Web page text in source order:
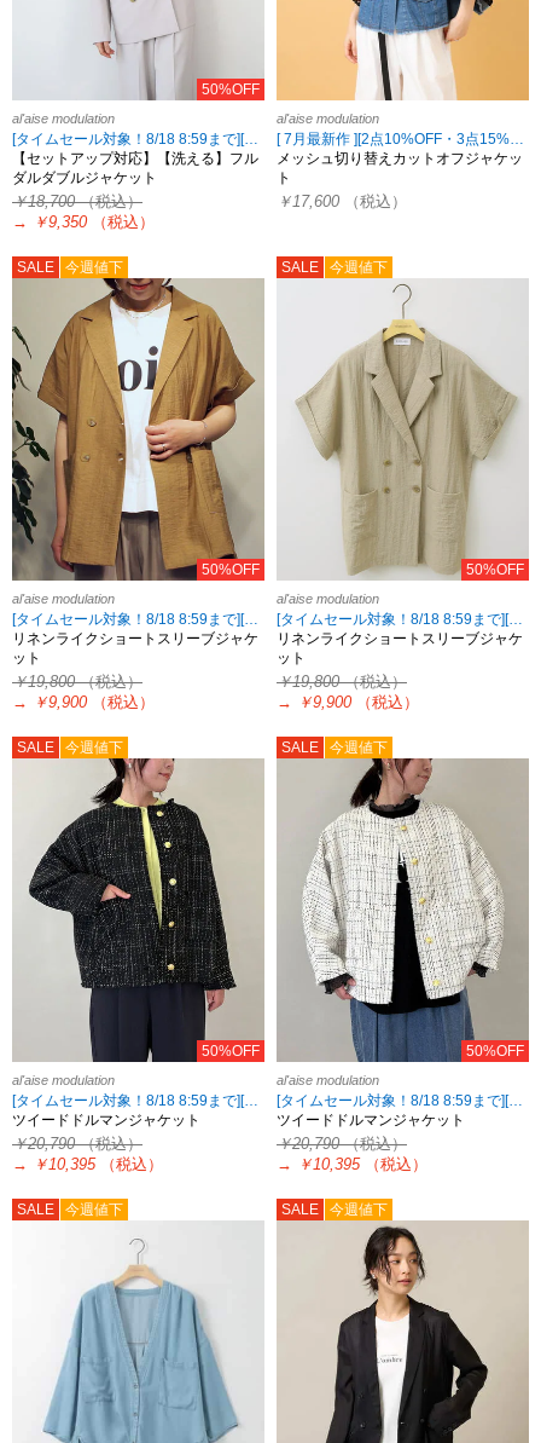
50%OFF
al'aise modulation
[タイムセール対象！8/18 8:59まで][2点10%OFF・3点15%OFF対象！8/18 8:59まで al'aise modulation限定]
【セットアップ対応】【洗える】フル
ダルダブルジャケット
￥18,700（税込）
→
￥9,350 （税込）
al'aise modulation
メッシュ切り替えカットオフジャケッ
ト
￥17,600 （税込）
SALE 今週値下
50%OFF
al'aise modulation
[タイムセール対象！8/18 8:59まで][2点10%OFF・3点15%OFF対象！8/18 8:59まで al'aise modulation限定]
リネンライクショートスリーブジャケ
ット
￥19,800（税込）
→
￥9,900 （税込）
SALE 今週値下
50%OFF
al'aise modulation
[タイムセール対象！8/18 8:59まで][2点10%OFF・3点15%OFF対象！8/18 8:59まで al'aise modulation限定]
リネンライクショートスリーブジャケ
ット
￥19,800（税込）
→
￥9,900 （税込）
SALE 今週値下
50%OFF
al'aise modulation
[タイムセール対象！8/18 8:59まで][2点10%OFF・3点15%OFF対象！8/18 8:59まで al'aise modulation限定]
ツイードドルマンジャケット
￥20,790（税込）
→
￥10,395 （税込）
SALE 今週値下
50%OFF
al'aise modulation
[タイムセール対象！8/18 8:59まで][2点10%OFF・3点15%OFF対象！8/18 8:59まで al'aise modulation限定]
ツイードドルマンジャケット
￥20,790（税込）
→
￥10,395 （税込）
SALE 今週値下 SALE 今週値下